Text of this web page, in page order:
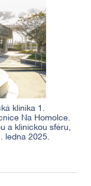
klinika 1.
Na Homolce.
a klinickou sféru,
ledna 2025.